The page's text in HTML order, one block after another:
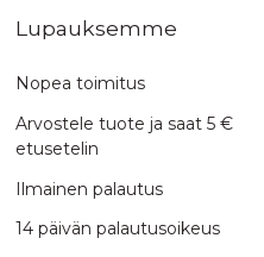
Lupauksemme
Nopea toimitus
Arvostele tuote ja saat 5 €
etusetelin
Ilmainen palautus
14 päivän palautusoikeus